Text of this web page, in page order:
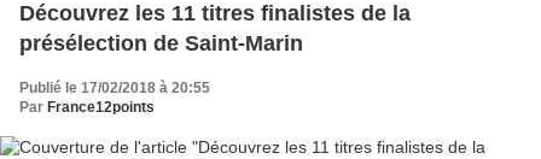
Découvrez les 11 titres finalistes de la
présélection de Saint-Marin
Publié le 17/02/2018 à 20:55
Par France12points